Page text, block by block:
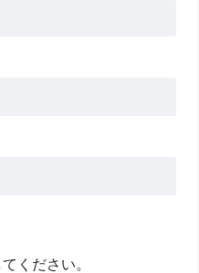
ください。